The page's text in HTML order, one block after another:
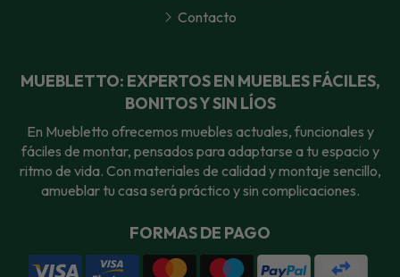
MUEBLETTO: EXPERTOS EN MUEBLES FÁCILES,
BONITOS Y SIN LÍOS
En Muebletto ofrecemos muebles actuales, funcionales y
fáciles de montar, pensados para adaptarse a tu espacio y
ritmo de vida. Con materiales de calidad y montaje sencillo,
amueblar tu casa será práctico y sin complicaciones.
FORMAS DE PAGO
Contacto